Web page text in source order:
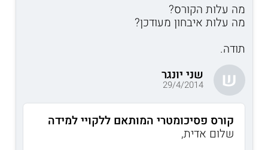
מה עלות הקורס?
מה עלות איבחון מעודכן?
תודה.
ש שני יונגר
29/4/2014
קורס פסיכומטרי המותאם ללקויי למידה
שלום אדית,